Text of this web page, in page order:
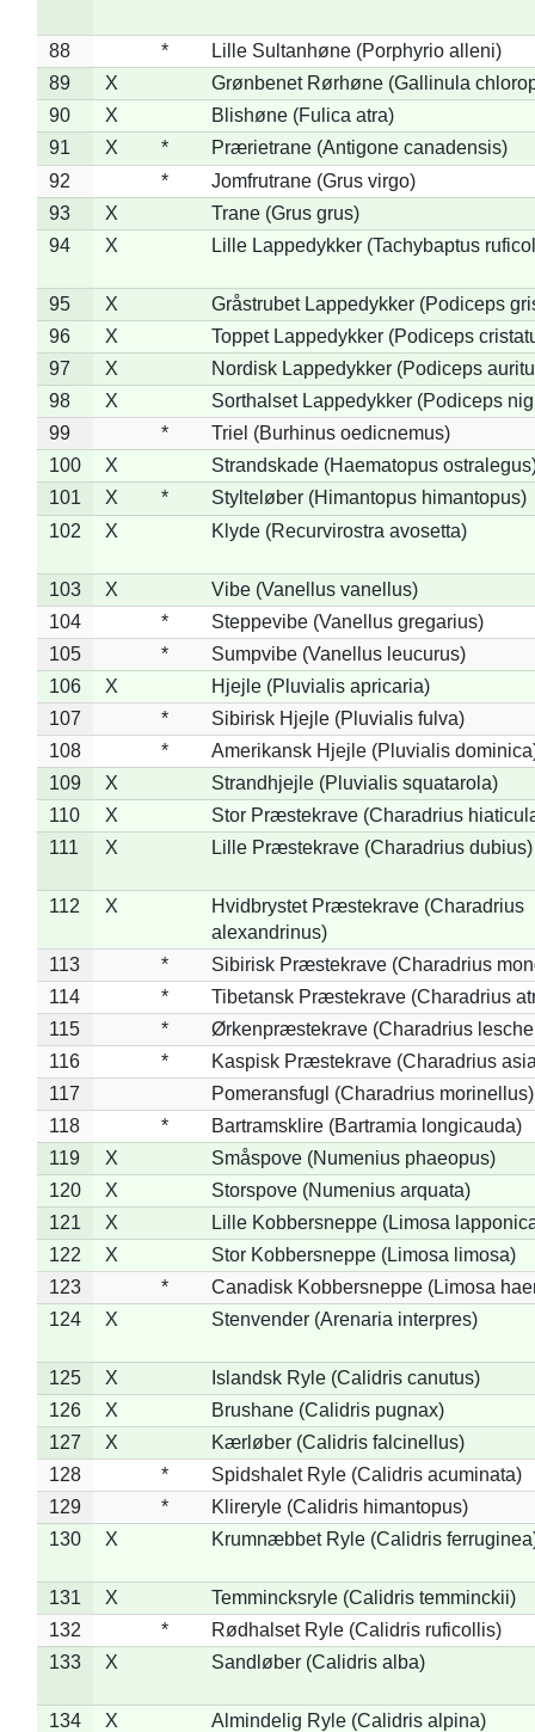
88 *
Lille Sultanhøne (Porphyrio alleni)
89
X
Grønbenet Rørhøne (Gallinula
90
X
Blishøne (Fulica atra)
91
X *
Prærietrane (Antigone canadensis)
92
*
Jomfrutrane (Grus virgo)
93
X
Trane (Grus grus)
94
X Lille Lappedykker (Tachybaptus
95 X
Gråstrubet Lappedykker (Podiceps
96
X
Toppet Lappedykker (Podiceps
97
X
Nordisk Lappedykker (Podiceps
98
X
Sorthalset Lappedykker (Podiceps
99
*
Triel (Burhinus oedicnemus)
100
X
Strandskade (Haematopus
101
X *
Stylteløber (Himantopus himantopus)
102
X Klyde (Recurvirostra avosetta)
103 X
Vibe (Vanellus vanellus)
104
*
Steppevibe (Vanellus gregarius)
105
*
Sumpvibe (Vanellus leucurus)
106
X
Hjejle (Pluvialis apricaria)
107
*
Sibirisk Hjejle (Pluvialis fulva)
108
*
Amerikansk Hjejle (Pluvialis
109
X
Strandhjejle (Pluvialis squatarola)
110
X
Stor Præstekrave (Charadrius
111
X Lille Præstekrave (Charadrius dubius)
112 X
Hvidbrystet Præstekrave (Charadrius
alexandrinus)
113
*
Sibirisk Præstekrave (Charadrius
114
*
Tibetansk Præstekrave (Charadrius
115
*
Ørkenpræstekrave (Charadrius
116
*
Kaspisk Præstekrave (Charadrius
117
Pomeransfugl (Charadrius morinellus)
118
*
Bartramsklire (Bartramia longicauda)
119
X
Småspove (Numenius phaeopus)
120
X
Storspove (Numenius arquata)
121
X
Lille Kobbersneppe (Limosa
122
X
Stor Kobbersneppe (Limosa limosa)
123
*
Canadisk Kobbersneppe (Limosa
124
X Stenvender (Arenaria interpres)
125 X
Islandsk Ryle (Calidris canutus)
126
X
Brushane (Calidris pugnax)
127
X
Kærløber (Calidris falcinellus)
128
*
Spidshalet Ryle (Calidris acuminata)
129
*
Klireryle (Calidris himantopus)
130
X Krumnæbbet Ryle (Calidris
131 X
Temmincksryle (Calidris temminckii)
132
*
Rødhalset Ryle (Calidris ruficollis)
133
X Sandløber (Calidris alba)
134 X Almindelig Ryle (Calidris alpina)